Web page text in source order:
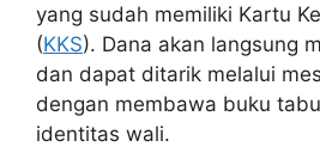
yang sudah memiliki Kartu
(KKS). Dana akan langsung
dan dapat ditarik melalui
dengan membawa buku
identitas wali.